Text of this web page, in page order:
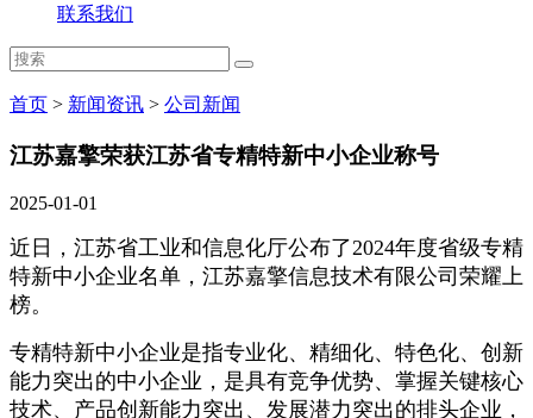
联系我们
首页 > 新闻资讯 > 公司新闻
江苏嘉擎荣获江苏省专精特新中小企业称号
2025-01-01
近日，江苏省工业和信息化厅公布了2024年度省级专精
特新中小企业名单，江苏嘉擎信息技术有限公司荣耀上
榜。
专精特新中小企业是指专业化、精细化、特色化、创新
能力突出的中小企业，是具有竞争优势、掌握关键核心
技术、产品创新能力突出、发展潜力突出的排头企业，